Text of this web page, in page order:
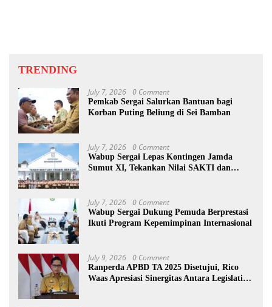
TRENDING
July 7, 2026 0 Comment
Pemkab Sergai Salurkan Bantuan bagi
Korban Puting Beliung di Sei Bamban
July 7, 2026 0 Comment
Wabup Sergai Lepas Kontingen Jamda
Sumut XI, Tekankan Nilai SAKTI dan
July 7, 2026 0 Comment
Wabup Sergai Dukung Pemuda Berprestasi
Ikuti Program Kepemimpinan Internasional
July 9, 2026 0 Comment
Ranperda APBD TA 2025 Disetujui, Rico
Waas Apresiasi Sinergitas Antara Legislatif